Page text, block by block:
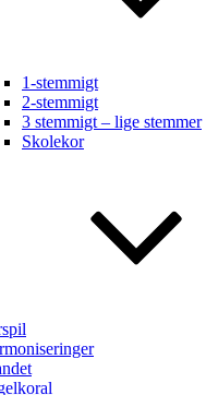
1-stemmigt
2-stemmigt
3 stemmigt – lige stemmer
Skolekor